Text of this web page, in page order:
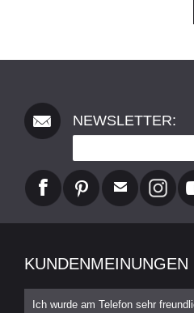
NEWSLETTER:
KUNDENMEINUNGEN
Ich wurde am Telefon sehr